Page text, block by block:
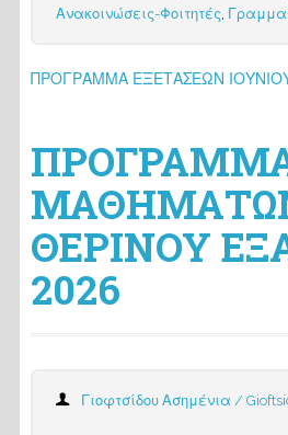
Ανακοινώσεις-Φοιτητές,
ΠΡΟΓΡΑΜΜΑ ΕΞΕΤΑΣΕΩΝ
ΘΕΡΙΝΟΥ
2026
Γιοφτσίδου Ασημένια /